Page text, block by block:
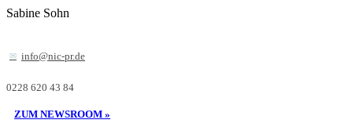
Sabine Sohn
info@nic-pr.de
0228 620 43 84
ZUM NEWSROOM »